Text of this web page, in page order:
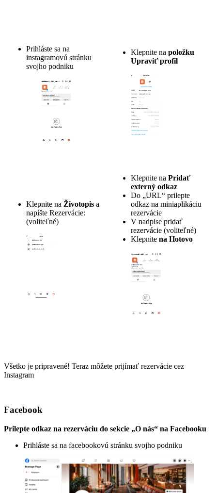
Prihláste sa na
instagramovú stránku
svojho podniku
Klepnite napoložku
Upraviť profil
Klepnite na Životopis a
napíšte Rezervácie:
(voliteľné)
Klepnite naPridať
externý odkaz
Do „URL“ prilepte
odkaz na miniaplikáciu
rezervácie
V nadpise pridať
rezervácie (voliteľné)
Klepnitena Hotovo
Všetko je pripravené! Teraz môžete prijímať rezervácie cez
Instagram
Facebook
Prilepte odkaz na rezerváciu do sekcie „O nás“ na Facebooku
Prihláste sa na facebookovú stránku svojho podniku